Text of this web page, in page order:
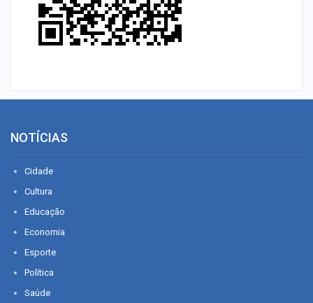
NOTÍCIAS
Cidade
Cultura
Educação
Economia
Esporte
Política
Saúde